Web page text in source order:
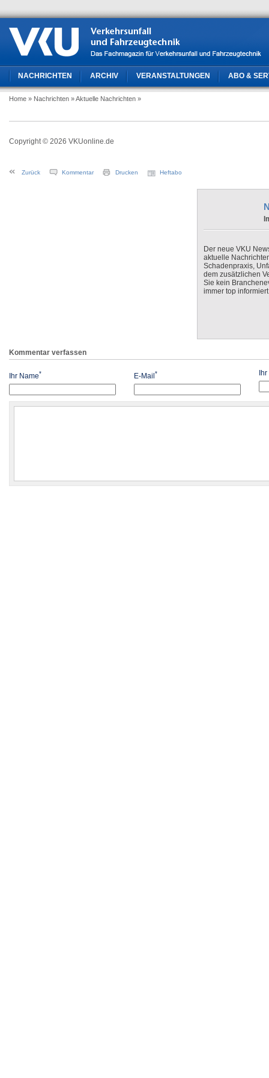
NACHRICHTEN ARCHIV VERANSTALTUNGEN ABO &
Home » Nachrichten » Aktuelle Nachrichten »
Copyright © 2026 VKUonline.de
Zurück Kommentar Drucken Heftabo
Der neue VKU
aktuelle
Schadenpraxis,
dem zusätzlichen
Sie kein
immer top
Kommentar verfassen
Ihr Name* E-Mail *